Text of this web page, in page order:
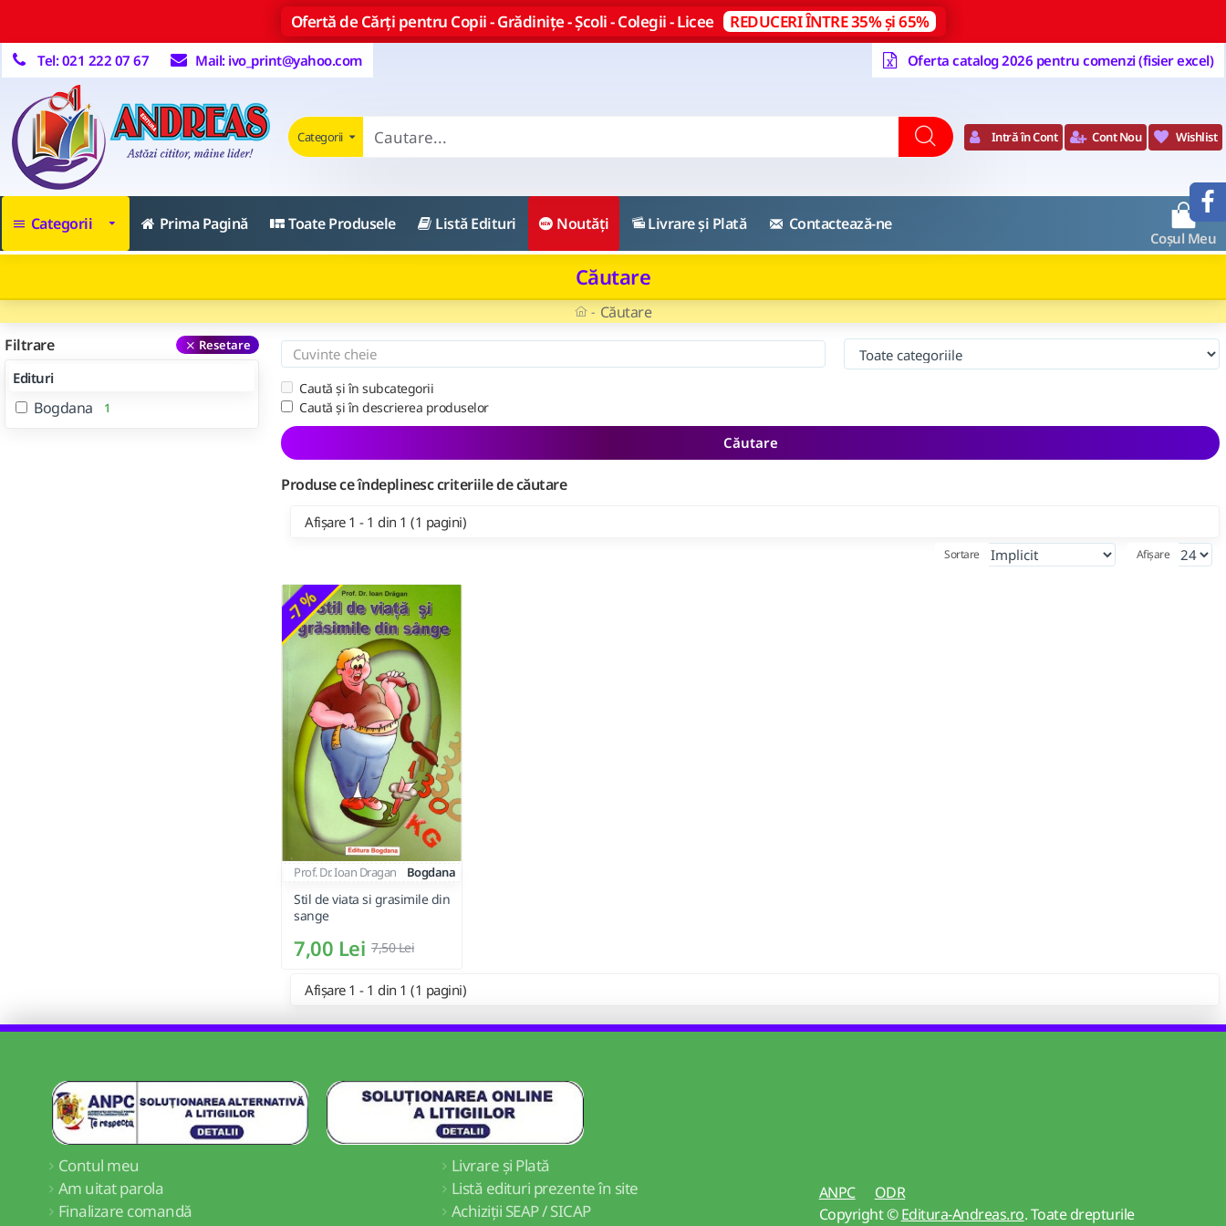
Ofertă de Cărți pentru Copii - Grădinițe - Școli - Colegii - Licee REDUCERI ÎNTRE 35% și 65%
Tel: 021 222 07 67 Mail: ivo_print@yahoo.com Oferta catalog 2026 pentru comenzi (fisier excel)
Categorii Intră în Cont Cont Nou Wishlist
Categorii Prima Pagină Toate Produsele Listă Edituri Noutăți Livrare și Plată Contactează-ne
Coșul Meu
0
Căutare
Căutare
Filtrare Resetare
Edituri
Bogdana 1
Caută și în subcategorii
Caută și în descrierea produselor
Căutare
Produse ce îndeplinesc criteriile de căutare
Afișare 1 - 1 din 1 (1 pagini)
Sortare Afișare
-7 %
Prof. Dr. Ioan Dragan Bogdana
Stil de viata si grasimile din
sange
7,00 Lei 7,50 Lei
Afișare 1 - 1 din 1 (1 pagini)
Contul meu
Am uitat parola
Finalizare comandă
Livrare și Plată
Listă edituri prezente în site
Achiziții SEAP / SICAP
ANPC
ODR
Copyright ©Editura-Andreas.ro. Toate drepturile